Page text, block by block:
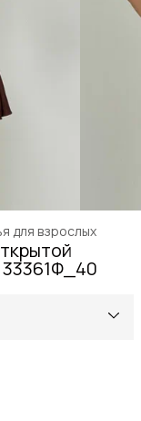
для взрослых